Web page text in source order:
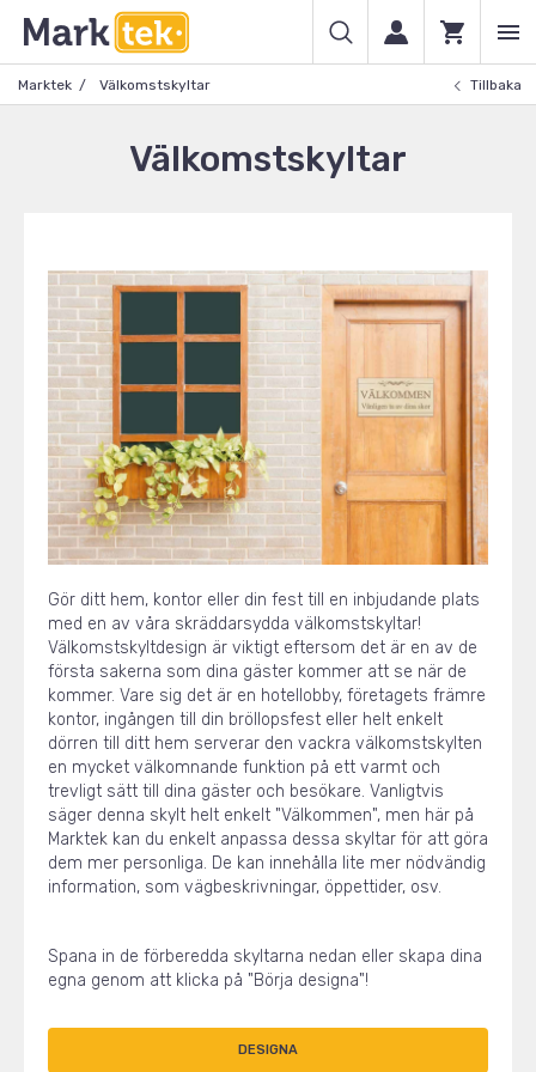
Marktek Välkomstskyltar Tillbaka
Välkomstskyltar
Gör ditt hem, kontor eller din fest till en inbjudande plats
med en av våra skräddarsydda välkomstskyltar!
Välkomstskyltdesign är viktigt eftersom det är en av de
första sakerna som dina gäster kommer att se när de
kommer. Vare sig det är en hotellobby, företagets främre
kontor, ingången till din bröllopsfest eller helt enkelt
dörren till ditt hem serverar den vackra välkomstskylten
en mycket välkomnande funktion på ett varmt och
trevligt sätt till dina gäster och besökare. Vanligtvis
säger denna skylt helt enkelt "Välkommen", men här på
Marktek kan du enkelt anpassa dessa skyltar för att göra
dem mer personliga. De kan innehålla lite mer nödvändig
information, som vägbeskrivningar, öppettider, osv.
Spana in de förberedda skyltarna nedan eller skapa dina
egna genom att klicka på "Börja designa"!
DESIGNA